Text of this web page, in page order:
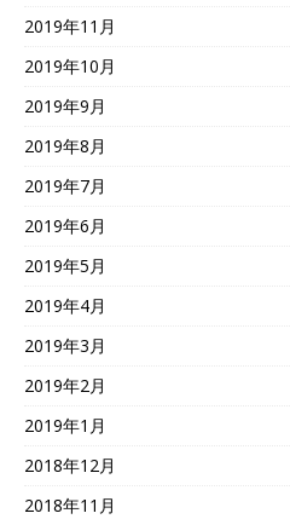
2019年11月
2019年10月
2019年9月
2019年8月
2019年7月
2019年6月
2019年5月
2019年4月
2019年3月
2019年2月
2019年1月
2018年12月
2018年11月